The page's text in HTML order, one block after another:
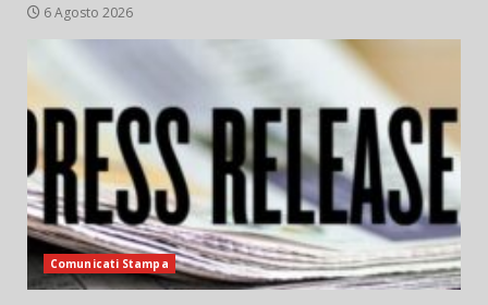
6 Agosto 2026
Comunicati Stampa